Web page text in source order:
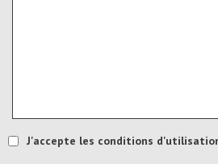
J'accepte les conditions